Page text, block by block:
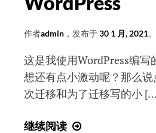
方
法
作者admin ，发布于30 1 月, 2021。
这是我使用WordPress编写
想还有点小激动呢？那么
次迁移和为了迁移写的小
继续阅读